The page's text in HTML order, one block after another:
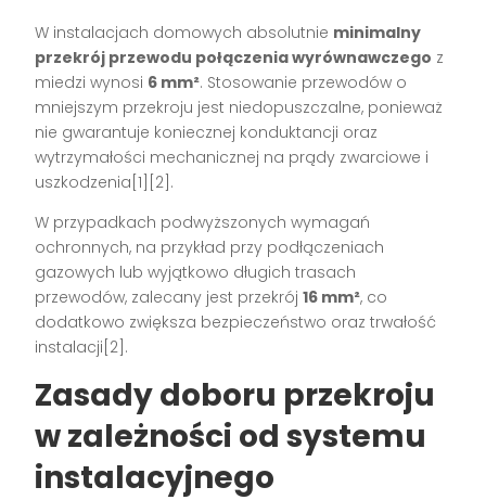
W instalacjach domowych absolutnie minimalny
przekrój przewodu połączenia wyrównawczego z
miedzi wynosi 6 mm². Stosowanie przewodów o
mniejszym przekroju jest niedopuszczalne, ponieważ
nie gwarantuje koniecznej konduktancji oraz
wytrzymałości mechanicznej na prądy zwarciowe i
uszkodzenia[1][2].
W przypadkach podwyższonych wymagań
ochronnych, na przykład przy podłączeniach
gazowych lub wyjątkowo długich trasach
przewodów, zalecany jest przekrój16 mm², co
dodatkowo zwiększa bezpieczeństwo oraz trwałość
instalacji[2].
Zasady doboru przekroju
w zależności od systemu
instalacyjnego